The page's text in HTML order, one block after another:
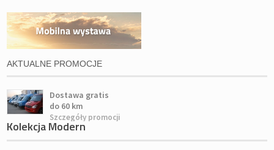
AKTUALNE PROMOCJE
Dostawa gratis
do 60 km
Szczegóły promocji
Kolekcja Modern